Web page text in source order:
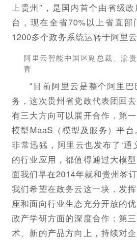
上贵州”，是国内首个由省级
台，现在全省70%以上省直部
1200多个政务系统运转于阿里云
阿里云智能中国区副总裁、渝
青
“目前阿里云是整个阿里
务，这次贵州省党政代表团回
有三大方向可以展开合作，第
模型MaaS（模型及服务）平
非常迅猛，阿里云也发布了‘通
的行业应用，都值得通过大模
面我们早在2014年就和贵州签
我们希望在政务云这一块，发
座和面向行业生态充分开放的
政产学研方面的深度合作；第
术、新的产品方向上，持续对